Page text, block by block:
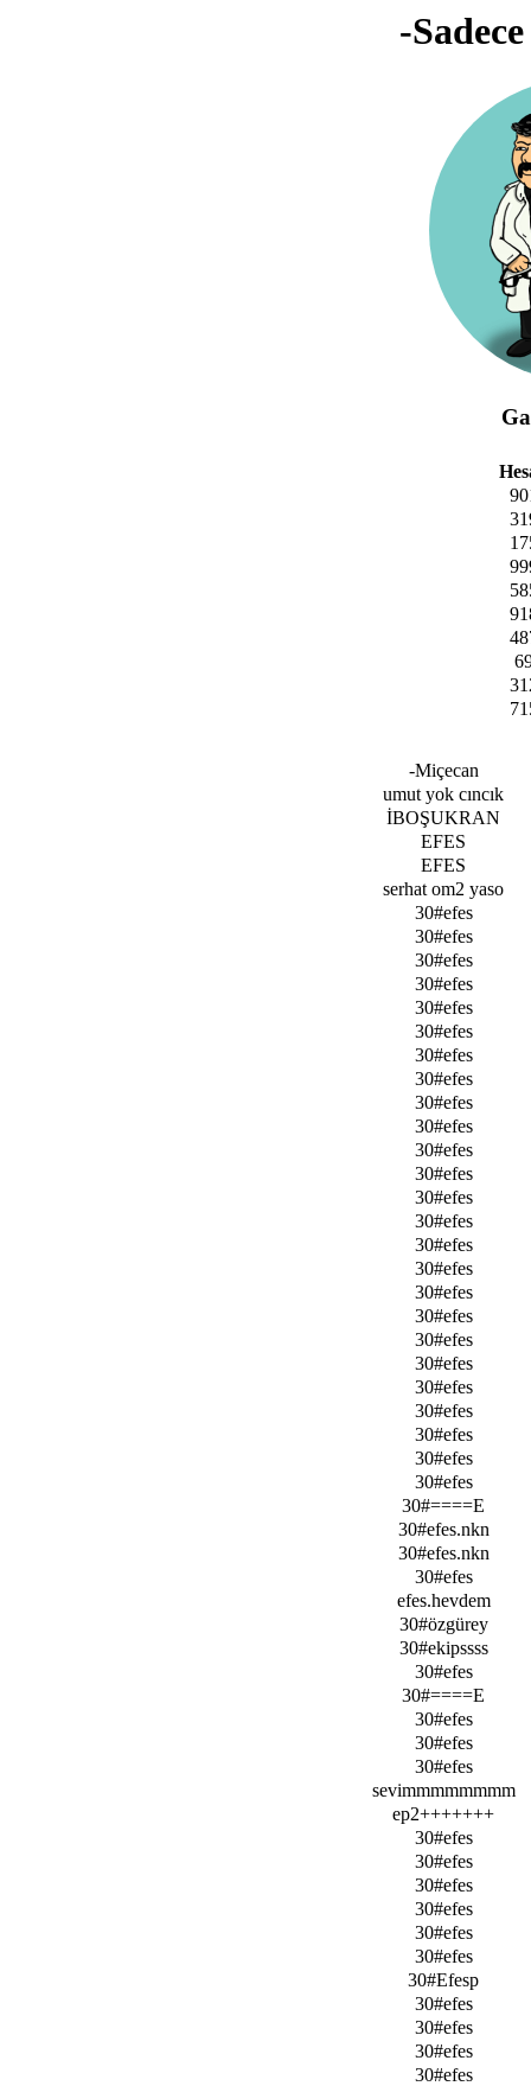
-
-Miçecan
umut yok cıncık
İBOŞUKRAN
EFЕS
EFЕS
serhat om2 yaso
30#efes
30#efes
30#efes
30#efes
30#efes
30#efes
30#efes
30#efes
30#efes
30#efes
30#efes
30#efes
30#efes
30#efes
30#efes
30#efes
30#efes
30#efes
30#efes
30#efes
30#efes
30#efes
30#efes
30#efes
30#efes
30#====E
30#efes.nkn
30#efes.nkn
30#efes
efes.hevdem
30#özgürey
30#ekipssss
30#efes
30#====E
30#efes
30#efes
30#efes
sevimmmmmmmm
ep2+++++++
30#efes
30#efes
30#efes
30#efes
30#efes
30#efes
30#Efesp
30#efes
30#efes
30#efes
30#efes